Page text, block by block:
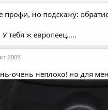
профи, но подскажу:
У тебя ж европеец.....
2006
очень неплохо! но для